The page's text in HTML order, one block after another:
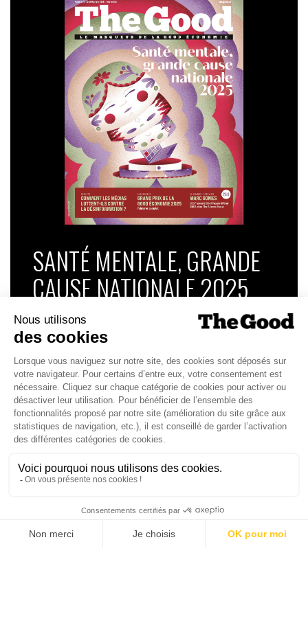
SANTÉ MENTALE, GRANDE
CAUSE NATIONALE 2025
Dans ce numéro, enquête : Comment les
médias luttent-ils contre la désinformation ? |
Palmarès complet du Grand Prix de la Good
Économie 2025 | La grande interview de Marc
Gomes, CEO France & Chief People Officer
EMEA chez The Adecco Group
J'ACHÈTE LE NUMÉRO
JE M'ABONNE 1 AN - 4 NUM.